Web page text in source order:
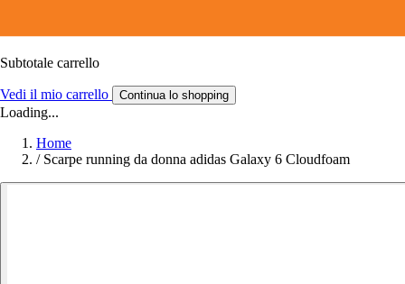
Subtotale carrello
Vedi il mio carrello Continua lo shopping
Loading...
Home
/ Scarpe running da donna adidas Galaxy 6 Cloudfoam